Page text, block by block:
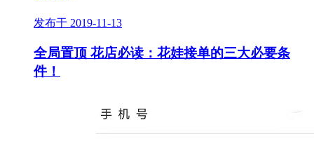
发布于 2019-11-13
全局置顶 花店必读：花娃接单的三大必要条
件！